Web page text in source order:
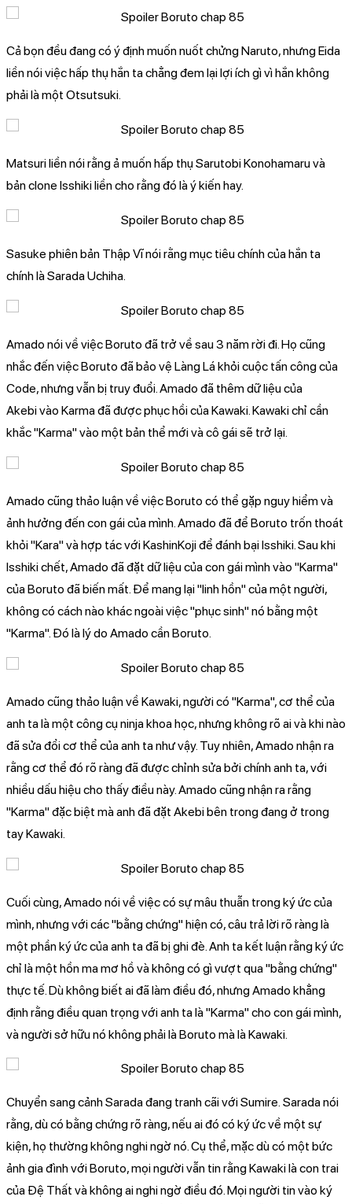
Cả bọn đều đang có ý định muốn nuốt chửng Naruto, nhưng Eida
liền nói việc hấp thụ hắn ta chẳng đem lại lợi ích gì vì hắn không
phải là một Otsutsuki.
Matsuri liền nói rằng ả muốn hấp thụ Sarutobi Konohamaru và
bản clone Isshiki liền cho rằng đó là ý kiến hay.
Sasuke phiên bản Thập Vĩ nói rằng mục tiêu chính của hắn ta
chính là Sarada Uchiha.
Amado nói về việc Boruto đã trở về sau 3 năm rời đi. Họ cũng
nhắc đến việc Boruto đã bảo vệ Làng Lá khỏi cuộc tấn công của
Code, nhưng vẫn bị truy đuổi. Amado đã thêm dữ liệu của
Akebi vào Karma đã được phục hồi của Kawaki. Kawaki chỉ cần
khắc "Karma" vào một bản thể mới và cô gái sẽ trở lại.
Amado cũng thảo luận về việc Boruto có thể gặp nguy hiểm và
ảnh hưởng đến con gái của mình. Amado đã để Boruto trốn thoát
khỏi "Kara" và hợp tác với KashinKoji để đánh bại Isshiki. Sau khi
Isshiki chết, Amado đã đặt dữ liệu của con gái mình vào "Karma"
của Boruto đã biến mất. Để mang lại "linh hồn" của một người,
không có cách nào khác ngoài việc "phục sinh" nó bằng một
"Karma". Đó là lý do Amado cần Boruto.
Amado cũng thảo luận về Kawaki, người có "Karma", cơ thể của
anh ta là một công cụ ninja khoa học, nhưng không rõ ai và khi nào
đã sửa đổi cơ thể của anh ta như vậy. Tuy nhiên, Amado nhận ra
rằng cơ thể đó rõ ràng đã được chỉnh sửa bởi chính anh ta, với
nhiều dấu hiệu cho thấy điều này. Amado cũng nhận ra rằng
"Karma" đặc biệt mà anh đã đặt Akebi bên trong đang ở trong
tay Kawaki.
Cuối cùng, Amado nói về việc có sự mâu thuẫn trong ký ức của
mình, nhưng với các "bằng chứng" hiện có, câu trả lời rõ ràng là
một phần ký ức của anh ta đã bị ghi đè. Anh ta kết luận rằng ký ức
chỉ là một hồn ma mơ hồ và không có gì vượt qua "bằng chứng"
thực tế. Dù không biết ai đã làm điều đó, nhưng Amado khẳng
định rằng điều quan trọng với anh ta là "Karma" cho con gái mình,
và người sở hữu nó không phải là Boruto mà là Kawaki.
Chuyển sang cảnh Sarada đang tranh cãi với Sumire. Sarada nói
rằng, dù có bằng chứng rõ ràng, nếu ai đó có ký ức về một sự
kiện, họ thường không nghi ngờ nó. Cụ thể, mặc dù có một bức
ảnh gia đình với Boruto, mọi người vẫn tin rằng Kawaki là con trai
của Đệ Thất và không ai nghi ngờ điều đó. Mọi người tin vào ký